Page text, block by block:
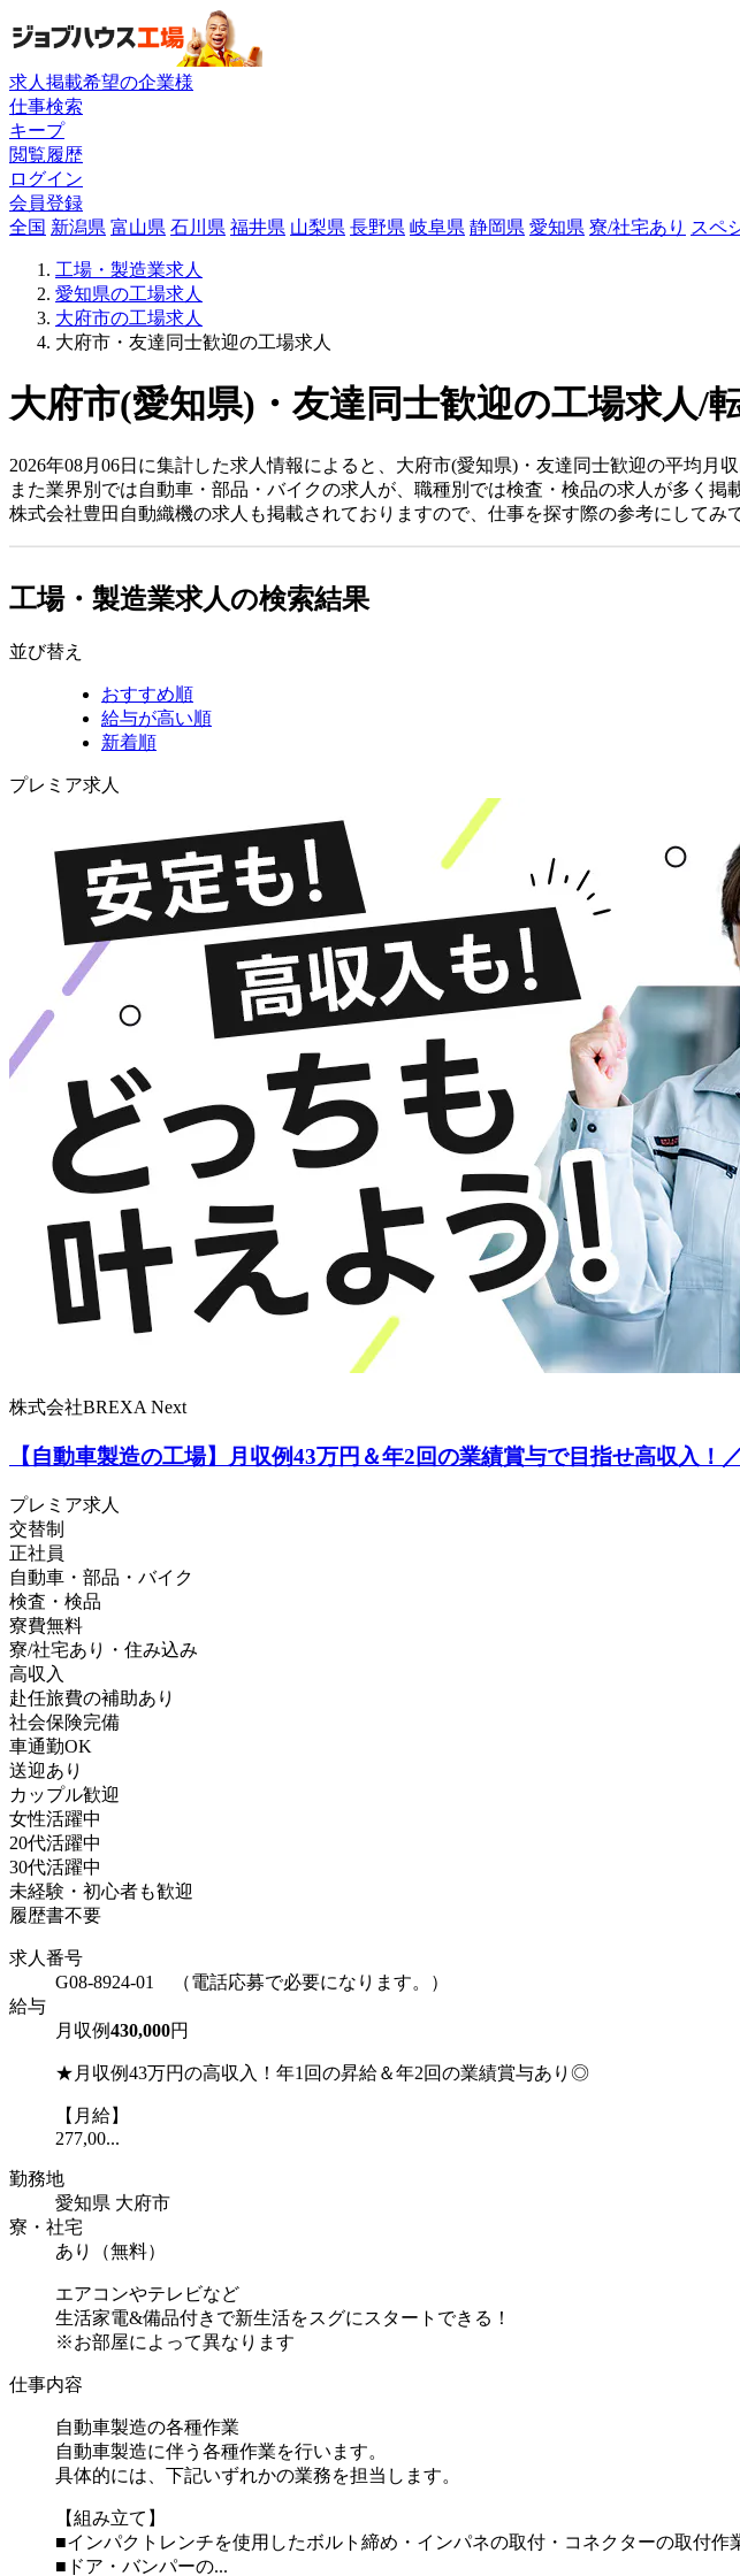
求人掲載希望の企業様
仕事検索
キープ
閲覧履歴
ログイン
会員登録
全国 新潟県 富山県 石川県 福井県 山梨県 長野県 岐阜県 静岡県 愛知県 寮/社宅あり スペ
工場・製造業求人
愛知県の工場求人
大府市の工場求人
大府市・友達同士歓迎の工場求人
大府市(愛知県)・友達同士歓迎の工場求人/
2026年08月06日に集計した求人情報によると、大府市(愛知県)・友達同士歓迎の平均月
また業界別では自動車・部品・バイクの求人が、職種別では検査・検品の求人が多く掲
株式会社豊田自動織機の求人も掲載されておりますので、仕事を探す際の参考にしてみ
工場・製造業求人の検索結果
並び替え
おすすめ順
給与が高い順
新着順
プレミア求人
株式会社BREXA Next
【自動車製造の工場】月収例43万円＆年2回の業績賞与で目指せ高収入
プレミア求人
交替制
正社員
自動車・部品・バイク
検査・検品
寮費無料
寮/社宅あり・住み込み
高収入
赴任旅費の補助あり
社会保険完備
車通勤OK
送迎あり
カップル歓迎
女性活躍中
20代活躍中
30代活躍中
未経験・初心者も歓迎
履歴書不要
求人番号
G08-8924-01 （電話応募で必要になります。）
給与
月収例430,000円
★月収例43万円の高収入！年1回の昇給＆年2回の業績賞与あり◎
【月給】
277,00...
勤務地
愛知県 大府市
寮・社宅
あり（無料）
エアコンやテレビなど
生活家電&備品付きで新生活をスグにスタートできる！
※お部屋によって異なります
仕事内容
自動車製造の各種作業
自動車製造に伴う各種作業を行います。
具体的には、下記いずれかの業務を担当します。
【組み立て】
■インパクトレンチを使用したボルト締め・インパネの取付・コネクターの取付作
■ドア・バンパーの...